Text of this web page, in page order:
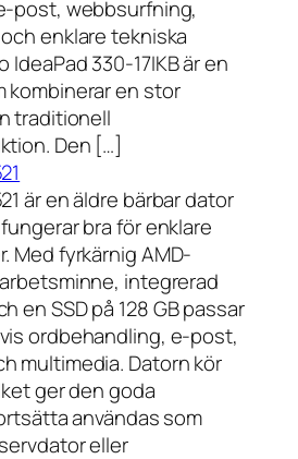
post, webbsurfning,
enklare tekniska
330-17IKB är en
kombinerar en stor
traditionell
Den […]
är en äldre bärbar dator
bra för enklare
Med fyrkärnig AMD-
integrerad
en SSD på 128 GB passar
ordbehandling, e-post,
multimedia. Datorn kör
ger den goda
användas som
eller